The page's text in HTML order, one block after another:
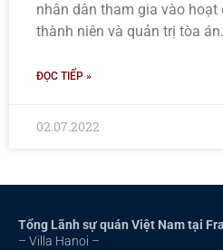
nhân dân tham gia vào
thành niên và quản trị tòa án.
ĐỌC TIẾP »
02.07.2022
Tổng Lãnh sự quán Việt Nam tại
– Villa Hanoi –